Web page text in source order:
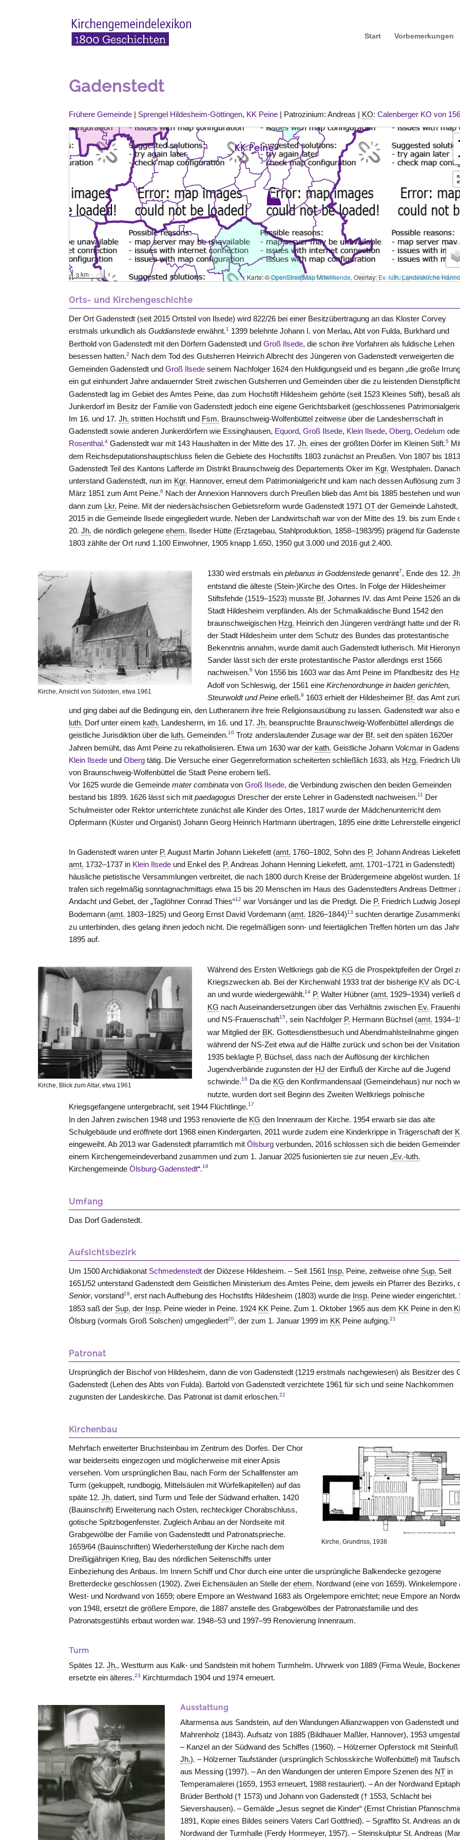
Start Vorbemerkungen
Gadenstedt
Frühere Gemeinde | Sprengel Hildesheim-Göttingen, KK Peine | Patrozinium: Andreas | KO:Calenberger KO von
3 km Karte: ©OpenStreetMap Mitwirkende, Overlay:Ev.-luth. Landeskirche
Orts- und Kirchengeschichte
Der Ort Gadenstedt (seit 2015 Ortsteil von Ilsede) wird 822/26 bei einer Besitzübertragung an das KlosterCorvey
erstmals urkundlich alsGuddianstede erwähnt.1
1399 belehnte Johann I. von Merlau, Abt von Fulda, Burkhard und
Berthold von Gadenstedt mit den Dörfern Gadenstedt undGroß Ilsede, die schon ihre Vorfahren als fuldische Lehen
besessen hatten.2 Nach dem Tod des Gutsherren Heinrich Albrecht des Jüngeren von Gadenstedt verweigerten die
Gemeinden Gadenstedt undGroß Ilsede seinem Nachfolger 1624 den Huldigungseid und es begann „die große
ein gut einhundert Jahre andauernder Streit zwischen Gutsherren und Gemeinden über die zu leistenden
Gadenstedt lag im Gebiet des Amtes Peine, das zum Hochstift Hildesheim gehörte (seit 1523 Kleines Stift), besaß als
Junkerdorf im Besitz der Familie von Gadenstedt jedoch eine eigene Gerichtsbarkeit (geschlossenes
Im 16. und 17.Jh. stritten Hochstift und Fsm. Braunschweig-Wolfenbüttel zeitweise über die Landesherrschaft in
Gadenstedt sowie anderen Junkerdörfern wie Essinghausen, Equord,Groß Ilsede, Klein Ilsede,Oberg,Oedelum
Rosenthal.4 Gadenstedt war mit 143 Haushalten in der Mitte des 17.Jh. eines der größten Dörfer im Kleinen Stift.5
dem Reichsdeputationshauptschluss fielen die Gebiete des Hochstifts 1803 zunächst an Preußen. Von 1807 bis
Gadenstedt Teil des Kantons Lafferde im Distrikt Braunschweig des Departements Oker im Kgr. Westphalen. Danach
unterstand Gadenstedt, nun im Kgr. Hannover, erneut dem Patrimonialgericht und kam nach dessen Auflösung zum
März 1851 zum Amt Peine.6 Nach der Annexion Hannovers durch Preußen blieb das Amt bis 1885 bestehen und
dann zum Lkr. Peine. Mit der niedersächsischen Gebietsreform wurde Gadenstedt 1971OT der Gemeinde Lahstedt,
2015 in die Gemeinde Ilsede eingegliedert wurde. Neben der Landwirtschaft war von der Mitte des 19. bis zum Ende
20.Jh. die nördlich gelegeneehem. Ilseder Hütte (Erztagebau, Stahlproduktion, 1858–1983/95) prägend für
1803 zählte der Ort rund 1.100 Einwohner, 1905 knapp 1.650, 1950 gut 3.000 und 2016 gut 2.400.
Kirche, Ansicht von Südosten, etwa 1961
1330 wird erstmals einplebanus in Goddenstede genannt7, Ende des 12.
entstand die älteste (Stein-)Kirche des Ortes. In Folge der Hildesheimer
Stiftsfehde (1519–1523) musste Bf. Johannes IV. das Amt Peine 1526 an
Stadt Hildesheim verpfänden. Als der Schmalkaldische Bund 1542 den
braunschweigischen Hzg. Heinrich den Jüngeren verdrängt hatte und der
der Stadt Hildesheim unter dem Schutz des Bundes das protestantische
Bekenntnis annahm, wurde damit auch Gadenstedt lutherisch. Mit
Sander lässt sich der erste protestantische Pastor allerdings erst 1566
nachweisen.8 Von 1556 bis 1603 war das Amt Peine im Pfandbesitz des
Adolf von Schleswig, der 1561 eineKirchenordnunge in baiden gerichten,
Steurwoldt und Peine erließ.9 1603 erhielt der Hildesheimer Bf. das Amt
und ging dabei auf die Bedingung ein, den Lutheranern ihre freie Religionsausübung zu lassen. Gadenstedt war also
luth. Dorf unter einem kath. Landesherrn, im 16. und 17.Jh. beanspruchte Braunschweig-Wolfenbüttel allerdings die
geistliche Jurisdiktion über die luth. Gemeinden.10 Trotz anderslautender Zusage war der Bf. seit den späten 1620er
Jahren bemüht, das Amt Peine zu rekatholisieren. Etwa um 1630 war der kath. Geistliche Johann Volcmar in
Klein Ilsede undOberg tätig. Die Versuche einer Gegenreformation scheiterten schließlich 1633, als Hzg. Friedrich
von Braunschweig-Wolfenbüttel die Stadt Peine erobern ließ.
Vor 1625 wurde die Gemeindemater combinata vonGroß Ilsede, die Verbindung zwischen den beiden Gemeinden
bestand bis 1899. 1626 lässt sich mitpaedagogus Drescher der erste Lehrer in Gadenstedt nachweisen.11 Der
Schulmeister oder Rektor unterrichtete zunächst alle Kinder des Ortes, 1817 wurde der Mädchenunterricht dem
Opfermann (Küster und Organist) Johann Georg Heinrich Hartmann übertragen, 1895 eine dritte Lehrerstelle
In Gadenstedt waren unter P. August Martin Johann Liekefett (amt. 1760–1802, Sohn des P. Johann Andreas
amt. 1732–1737 in Klein Ilsede und Enkel des P. Andreas Johann Henning Liekefett,amt. 1701–1721 in Gadenstedt)
häusliche pietistische Versammlungen verbreitet, die nach 1800 durch Kreise der Brüdergemeine abgelöst wurden.
trafen sich regelmäßig sonntagnachmittags etwa 15 bis 20 Menschen im Haus des Gadenstedters Andreas Dettmer
Andacht und Gebet, der „Taglöhner Conrad Thies“12 war Vorsänger und las die Predigt. Die P. Friedrich Ludwig
Bodemann (amt. 1803–1825) und Georg Ernst David Vordemann (amt. 1826–1844)13 suchten derartige
zu unterbinden, dies gelang ihnen jedoch nicht. Die regelmäßigen sonn- und feiertäglichen Treffen hörten um das Jahr
1895 auf.
Kirche, Blick zum Altar, etwa 1961
Während des Ersten Weltkriegs gab die KG die Prospektpfeifen der Orgel
Kriegszwecken ab. Bei der Kirchenwahl 1933 trat der bisherige KV als DC-
an und wurde wiedergewählt.14 P. Walter Hübner (amt. 1929–1934) verließ
KG nach Auseinandersetzungen über das Verhältnis zwischen Ev.
und NS-Frauenschaft15, sein Nachfolger P. Hermann Büchsel (amt.
war Mitglied der BK. Gottesdienstbesuch und Abendmahlsteilnahme gingen
während der NS-Zeit etwa auf die Hälfte zurück und schon bei der Visitation
1935 beklagte P. Büchsel, dass nach der Auflösung der kirchlichen
Jugendverbände zugunsten der HJ der Einfluß der Kirche auf die Jugend
schwinde.16 Da die KG den Konfirmandensaal (Gemeindehaus) nur noch
nutzte, wurden dort seit Beginn des Zweiten Weltkriegs polnische
Kriegsgefangene untergebracht, seit 1944 Flüchtlinge.17
In den Jahren zwischen 1948 und 1953 renovierte die KG den Innenraum der Kirche. 1954 erwarb sie das alte
Schulgebäude und eröffnete dort 1968 einen Kindergarten, 2011 wurde zudem eine Kinderkrippe in Trägerschaft der
eingeweiht. Ab 2013 war Gadenstedt pfarramtlich mitÖlsburg verbunden, 2016 schlossen sich die beiden
einem Kirchengemeindeverband zusammen und zum 1. Januar 2025 fusionierten sie zur neuen „Ev.-luth.
KirchengemeindeÖlsburg-Gadenstedt“.18
Umfang
Das Dorf Gadenstedt.
Aufsichtsbezirk
Um 1500 Archidiakonat Schmedenstedt der Diözese Hildesheim. – Seit 1561 Insp. Peine, zeitweise ohne Sup. Seit
1651/52 unterstand Gadenstedt dem Geistlichen Ministerium des Amtes Peine, dem jeweils ein Pfarrer des Bezirks,
Senior, vorstand19, erst nach Aufhebung des Hochstifts Hildesheim (1803) wurde die Insp. Peine wieder eingerichtet.
1853 saß der Sup. der Insp. Peine wieder in Peine. 1924 KK Peine. Zum 1. Oktober 1965 aus dem KK Peine in den
Ölsburg (vormalsGroß Solschen) umgegliedert20, der zum 1. Januar 1999 im KK Peine aufging.21
Patronat
Ursprünglich der Bischof von Hildesheim, dann die von Gadenstedt (1219 erstmals nachgewiesen) als Besitzer des
Gadenstedt (Lehen des Abts von Fulda). Bartold von Gadenstedt verzichtete 1961 für sich und seine Nachkommen
zugunsten der Landeskirche. Das Patronat ist damit erloschen.22
Kirchenbau
Kirche, Grundriss, 1938
Mehrfach erweiterter Bruchsteinbau im Zentrum des Dorfes. Der Chor
war beiderseits eingezogen und möglicherweise mit einer Apsis
versehen. Vom ursprünglichen Bau, nach Form der Schallfenster am
Turm (gekuppelt, rundbogig, Mittelsäulen mit Würfelkapitellen) auf das
späte 12.Jh. datiert, sind Turm und Teile der Südwand erhalten. 1420
(Bauinschrift) Erweiterung nach Osten, rechteckiger Chorabschluss,
gotische Spitzbogenfenster. Zugleich Anbau an der Nordseite mit
Grabgewölbe der Familie vonGadenstedtt und Patronatsprieche.
1659/64 (Bauinschriften) Wiederherstellung der Kirche nach dem
Dreißigjährigen Krieg, Bau des nördlichen Seitenschiffs unter
Einbeziehung des Anbaus. Im Innern Schiff und Chor durch eine unter die ursprüngliche Balkendecke gezogene
Bretterdecke geschlossen (1902). Zwei Eichensäulen an Stelle derehem. Nordwand (eine von 1659). Winkelempore
West- und Nordwand von 1659; obere Empore an Westwand 1683 als Orgelempore errichtet; neue Empore an
von 1948, ersetzt die größere Empore, die 1887 anstelle des Grabgewölbes der Patronatsfamilie und des
Patronatsgestühls erbaut worden war. 1948–53 und 1997–99 Renovierung Innenraum.
Turm
Spätes 12.Jh., Westturm aus Kalk- und Sandstein mit hohem Turmhelm. Uhrwerk von 1889 (Firma Weule,
ersetzte ein älteres.23 Kirchturmdach 1904 und 1974 erneuert.
Ausstattung
Altarmensa aus Sandstein, auf den Wandungen Allianzwappen von Gadenstedt
Mahrenholz (1843). Aufsatz von 1885 (Bildhauer Maßler, Hannover), 1953
– Kanzel an der Südwand des Schiffes (1960). – Hölzerner Opferstock mit Steinfuß
Jh.). – Hölzerner Taufständer (ursprünglich Schlosskirche Wolfenbüttel) mit
aus Messing (1997). – An den Wandungen der unteren Empore Szenen des NT in
Temperamalerei (1659, 1953 erneuert, 1988 restauriert). – An der Nordwand
Brüder Berthold († 1573) und Johann vonGadenstedt († 1553, Schlacht bei
Sievershausen). – Gemälde „Jesus segnet die Kinder“ (Ernst Christian
1891, Kopie eines Bildes seiners Vaters Carl Gottfried). – Sgraffito St. Andreas an
Nordwand der Turmhalle (Ferdy Horrmeyer, 1957). – Steinskulptur St. Andreas